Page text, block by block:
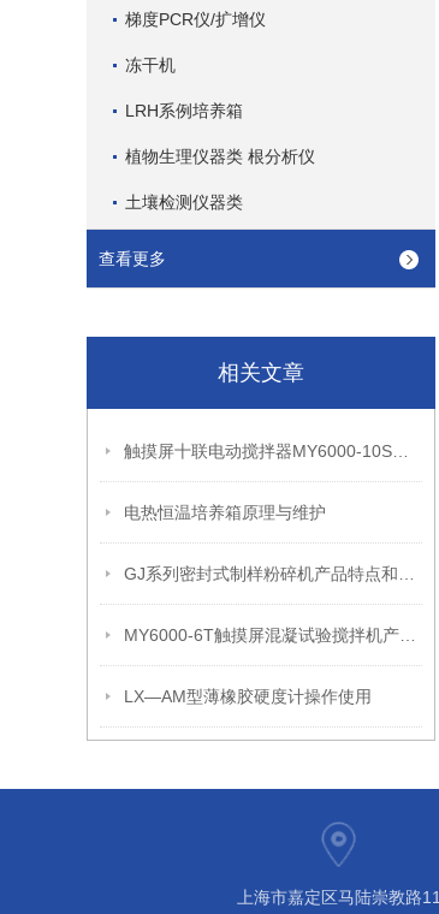
梯度PCR仪/扩增仪
冻干机
LRH系例培养箱
植物生理仪器类 根分析仪
土壤检测仪器类
查看更多
相关文章
电热恒温培养箱原理与维护
LX—AM型薄橡胶硬度计操作使用
上海市嘉定区马陆崇教路11